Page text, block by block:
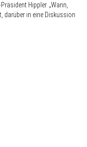
Hippler. „Wann,
darüber in eine Diskussion